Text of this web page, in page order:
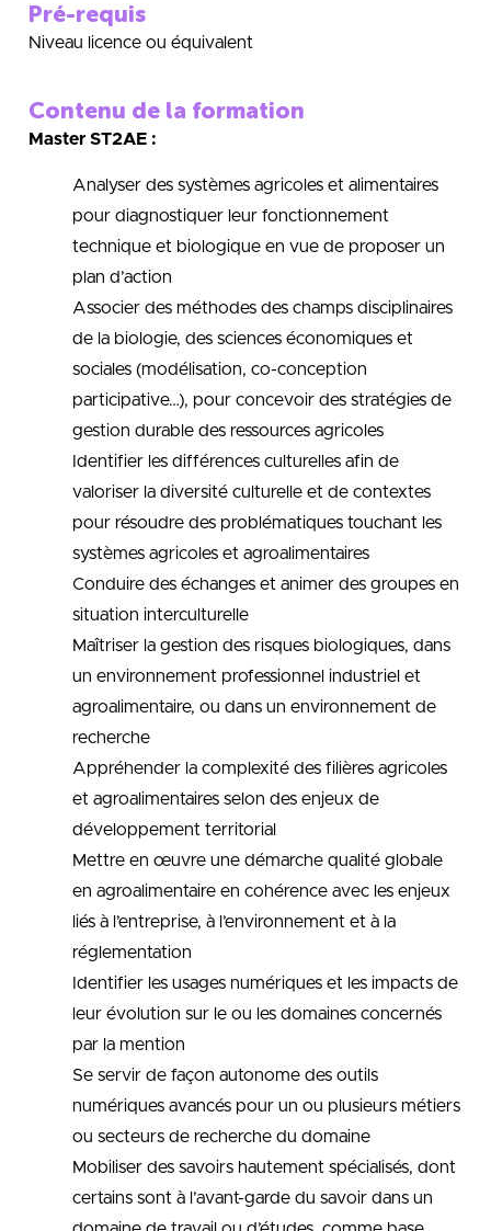
Pré-requis
Niveau licence ou équivalent
Contenu de la formation
Master ST2AE :
Analyser des systèmes agricoles et alimentaires
pour diagnostiquer leur fonctionnement
technique et biologique en vue de proposer un
plan d’action
Associer des méthodes des champs disciplinaires
de la biologie, des sciences économiques et
sociales (modélisation, co-conception
participative…), pour concevoir des stratégies de
gestion durable des ressources agricoles
Identifier les différences culturelles afin de
valoriser la diversité culturelle et de contextes
pour résoudre des problématiques touchant les
systèmes agricoles et agroalimentaires
Conduire des échanges et animer des groupes en
situation interculturelle
Maîtriser la gestion des risques biologiques, dans
un environnement professionnel industriel et
agroalimentaire, ou dans un environnement de
recherche
Appréhender la complexité des filières agricoles
et agroalimentaires selon des enjeux de
développement territorial
Mettre en œuvre une démarche qualité globale
en agroalimentaire en cohérence avec les enjeux
liés à l’entreprise, à l’environnement et à la
réglementation
Identifier les usages numériques et les impacts de
leur évolution sur le ou les domaines concernés
par la mention
Se servir de façon autonome des outils
numériques avancés pour un ou plusieurs métiers
ou secteurs de recherche du domaine
Mobiliser des savoirs hautement spécialisés, dont
certains sont à l’avant-garde du savoir dans un